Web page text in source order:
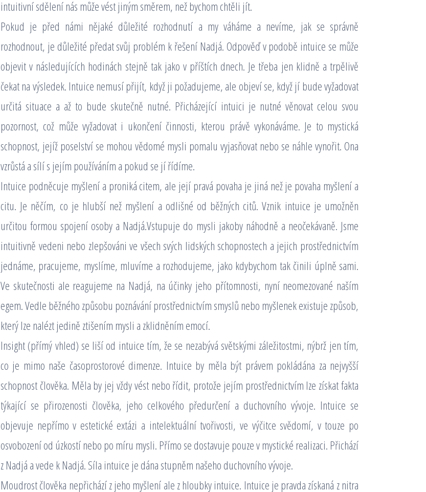
intuitivní sdělení nás může vést jiným směrem, než bychom chtěli jít.
Pokud je před námi nějaké důležité rozhodnutí a my váháme a nevíme, jak se správně
rozhodnout, je důležité předat svůj problém k řešení Nadjá. Odpověď v podobě intuice se může
objevit v následujících hodinách stejně tak jako v příštích dnech. Je třeba jen klidně a trpělivě
čekat na výsledek. Intuice nemusí přijít, když ji požadujeme, ale objeví se, když jí bude vyžadovat
určitá situace a až to bude skutečně nutné. Přicházející intuici je nutné věnovat celou svou
pozornost, což může vyžadovat i ukončení činnosti, kterou právě vykonáváme. Je to mystická
schopnost, jejíž poselství se mohou vědomé mysli pomalu vyjasňovat nebo se náhle vynořit. Ona
vzrůstá a sílí s jejím používáním a pokud se jí řídíme.
Intuice podněcuje myšlení a proniká citem, ale její pravá povaha je jiná než je povaha myšlení a
citu. Je něčím, co je hlubší než myšlení a odlišné od běžných citů. Vznik intuice je umožněn
určitou formou spojení osoby a Nadjá.Vstupuje do mysli jakoby náhodně a neočekávaně. Jsme
intuitivně vedeni nebo zlepšováni ve všech svých lidských schopnostech a jejich prostřednictvím
jednáme, pracujeme, myslíme, mluvíme a rozhodujeme, jako kdybychom tak činili úplně sami.
Ve skutečnosti ale reagujeme na Nadjá, na účinky jeho přítomnosti, nyní neomezované naším
egem. Vedle běžného způsobu poznávání prostřednictvím smyslů nebo myšlenek existuje způsob,
který lze nalézt jedině ztišením mysli a zklidněním emocí.
Insight (přímý vhled) se liší od intuice tím, že se nezabývá světskými záležitostmi, nýbrž jen tím,
co je mimo naše časoprostorové dimenze. Intuice by měla být právem pokládána za nejvyšší
schopnost člověka. Měla by jej vždy vést nebo řídit, protože jejím prostřednictvím lze získat fakta
týkající se přirozenosti člověka, jeho celkového předurčení a duchovního vývoje. Intuice se
objevuje nepřímo v estetické extázi a intelektuální tvořivosti, ve výčitce svědomí, v touze po
osvobození od úzkostí nebo po míru mysli. Přímo se dostavuje pouze v mystické realizaci. Přichází
z Nadjá a vede k Nadjá. Síla intuice je dána stupněm našeho duchovního vývoje.
Moudrost člověka nepřichází z jeho myšlení ale z hloubky intuice. Intuice je pravda získaná z nitra